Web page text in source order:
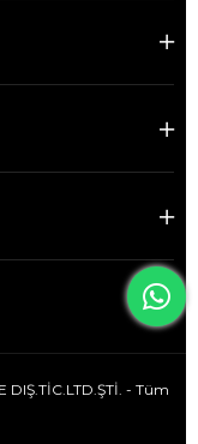
- Tüm